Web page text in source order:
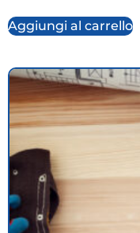
Aggiungi al carrello